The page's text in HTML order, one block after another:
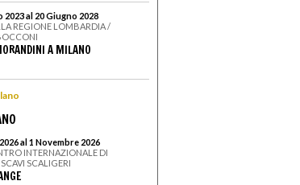
2023 al 20 Giugno 2028
REGIONE LOMBARDIA /
A MILANO
al 1 Novembre 2026
INTERNAZIONALE DI
SCALIGERI